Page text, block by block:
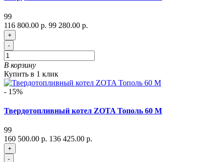
99
116 800.00 р. 99 280.00 р.
+
-
В корзину
Купить в 1 клик
- 15%
Твердотопливный котел ZOTA Тополь 60 М
99
160 500.00 р. 136 425.00 р.
+
-